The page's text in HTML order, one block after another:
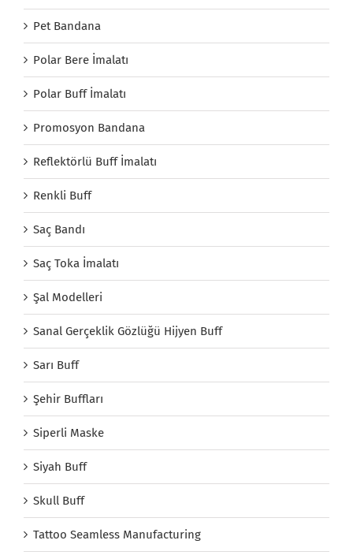
Pet Bandana
Polar Bere İmalatı
Polar Buff İmalatı
Promosyon Bandana
Reflektörlü Buff İmalatı
Renkli Buff
Saç Bandı
Saç Toka İmalatı
Şal Modelleri
Sanal Gerçeklik Gözlüğü Hijyen Buff
Sarı Buff
Şehir Buffları
Siperli Maske
Siyah Buff
Skull Buff
Tattoo Seamless Manufacturing